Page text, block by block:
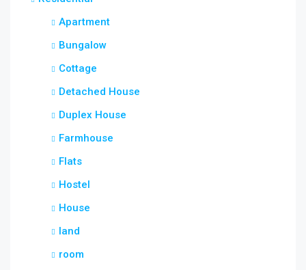
Apartment
Bungalow
Cottage
Detached House
Duplex House
Farmhouse
Flats
Hostel
House
land
room